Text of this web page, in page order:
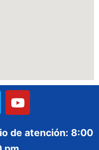
de atención: 8:00